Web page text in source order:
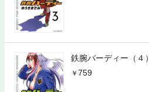
鉄腕バーディー（４）
759